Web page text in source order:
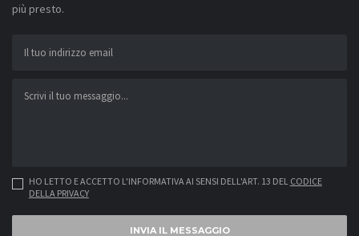
più presto.
HO LETTO E ACCETTO L'INFORMATIVA AI SENSI DELL'ART. 13 DEL CODICE
DELLA PRIVACY
INVIA IL MESSAGGIO